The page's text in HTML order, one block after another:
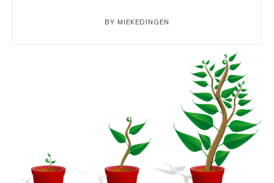
BY MIEKEDINGEN